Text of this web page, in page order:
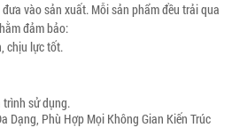
vào sản xuất. Mỗi sản phẩm đều trải qua
đảm bảo:
chịu lực tốt.
sử dụng.
Dạng, Phù Hợp Mọi Không Gian Kiến Trúc